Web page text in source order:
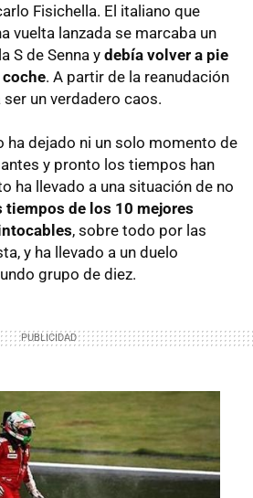
Fisichella. El italiano que
vuelta lanzada se marcaba un
S de Senna y debía volver a pie
. A partir de la reanudación
un verdadero caos.
ha dejado ni un solo momento de
y pronto los tiempos han
ha llevado a una situación de no
tiempos de los 10 mejores
, sobre todo por las
y ha llevado a un duelo
grupo de diez.